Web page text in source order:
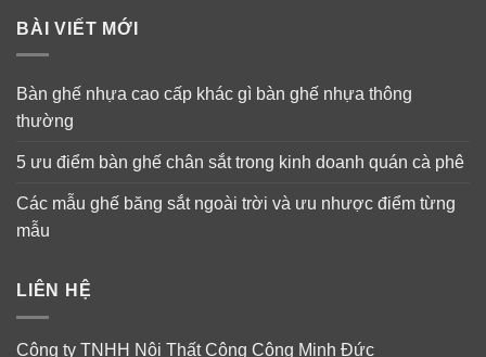
BÀI VIẾT MỚI
Bàn ghế nhựa cao cấp khác gì bàn ghế nhựa thông
thường
5 ưu điểm bàn ghế chân sắt trong kinh doanh quán cà phê
Các mẫu ghế băng sắt ngoài trời và ưu nhược điểm từng
mẫu
LIÊN HỆ
Công ty TNHH Nội Thất Công Cộng Minh Đức